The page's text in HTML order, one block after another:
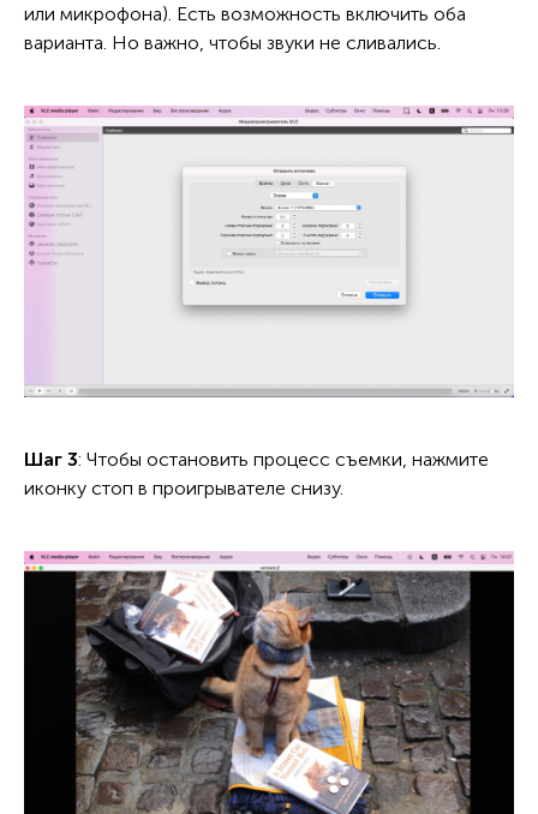
или микрофона). Есть возможность включить оба
варианта. Но важно, чтобы звуки не сливались.
Шаг 3: Чтобы остановить процесс съемки, нажмите
иконку стоп в проигрывателе снизу.